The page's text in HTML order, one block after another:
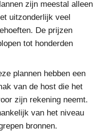
zijn meestal alleen
uitzonderlijk veel
De prijzen
tot honderden
plannen hebben een
van de host die het
zijn rekening neemt.
van het niveau
bronnen.